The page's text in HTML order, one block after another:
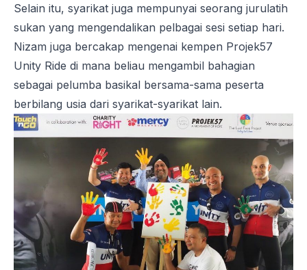
Selain itu, syarikat juga mempunyai seorang jurulatih
sukan yang mengendalikan pelbagai sesi setiap hari.
Nizam juga bercakap mengenai kempen Projek57
Unity Ride di mana beliau mengambil bahagian
sebagai pelumba basikal bersama-sama peserta
berbilang usia dari syarikat-syarikat lain.